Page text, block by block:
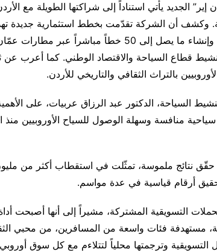
الجديد يأتي استناداً إلى شراكتها الطويلة مع
وكشف أن الشركة تقدّمت بخطط استثمارية جديدة
السنوية إلى ثلاثة ملايين مقعد، وإنشاء ما يصل إلى 50
قطاع السياحة والاقتصاد الوطني. كما أعرب عن
بالتراث الثقافي والتاريخي للأردن.
السياحة، الدكتور عبد الرزاق عربيات، على
منافسة وسهلة الوصول للسياح الأوروبيين منذ
نتائج ملموسة، تمثّلت في استقطاب أكثر من مليون
أرقام قياسية في عدة مواسم.
التسويقية المشتركة، مشيراً إلى أنها أصبحت
مستهدفة فئات واسعة من المسافرين، من محبي
وترجمتها محلياً لتتلاءم مع كل سوق